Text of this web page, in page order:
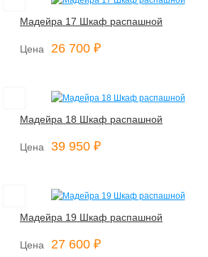
Мадейра 17 Шкаф распашной
Цена 26 700 ₽
Мадейра 18 Шкаф распашной
Цена 39 950 ₽
Мадейра 19 Шкаф распашной
Цена 27 600 ₽